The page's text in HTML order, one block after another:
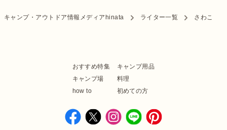
キャンプ・アウトドア情報メディアhinata ライター一覧 さわこ
おすすめ特集
キャンプ用品
キャンプ場
料理
how to
初めての方